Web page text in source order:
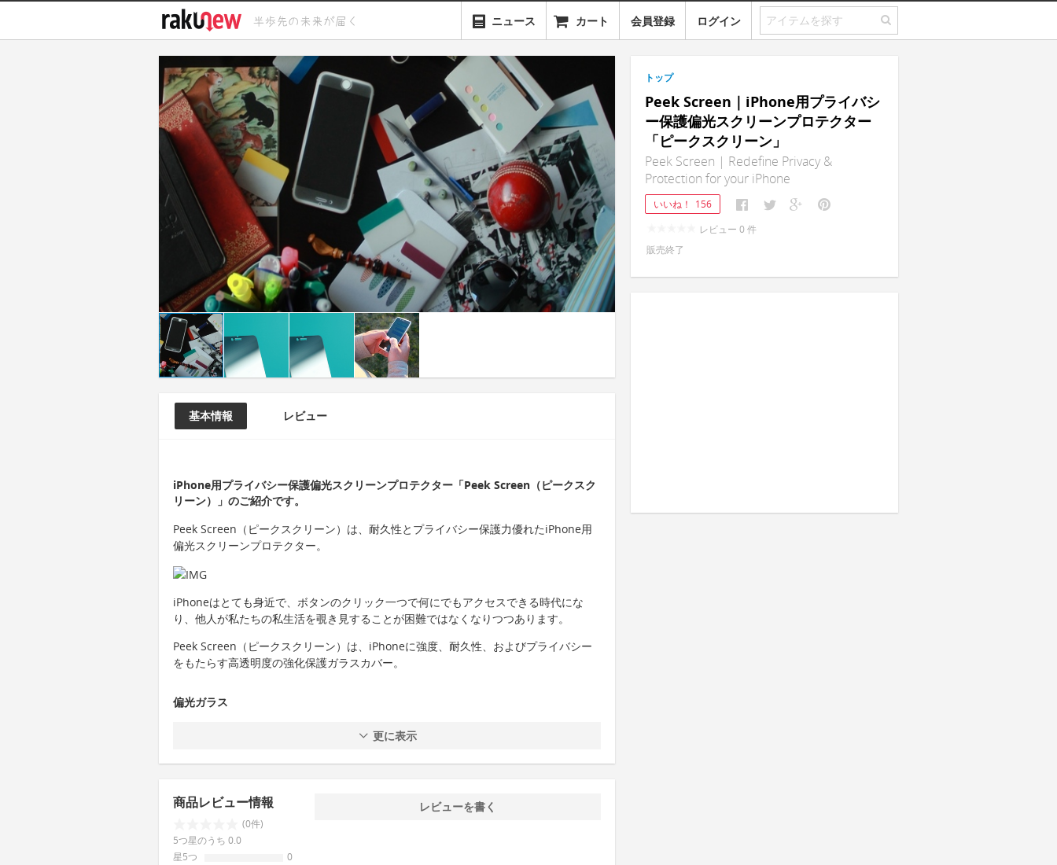
ニュース カート 会員登録 ログイン
基本情報 レビュー
iPhone用プライバシー保護偏光スクリーンプロテクター「Peek Screen（ピークスク
リーン）」のご紹介です。
Peek Screen（ピークスクリーン）は、耐久性とプライバシー保護力優れたiPhone用
偏光スクリーンプロテクター。
iPhoneはとても身近で、ボタンのクリック一つで何にでもアクセスできる時代にな
り、他人が私たちの私生活を覗き見することが困難ではなくなりつつあります。
Peek Screen（ピークスクリーン）は、iPhoneに強度、耐久性、およびプライバシー
をもたらす高透明度の強化保護ガラスカバー。
偏光ガラス
更に表示
商品レビュー情報
(0件)
5つ星のうち 0.0
星5つ
0
レビューを書く
トップ
Peek Screen｜iPhone用プライバシ
ー保護偏光スクリーンプロテクター
「ピークスクリーン」
Peek Screen | Redefine Privacy &
Protection for your iPhone
いいね！
156
レビュー 0 件
販売終了